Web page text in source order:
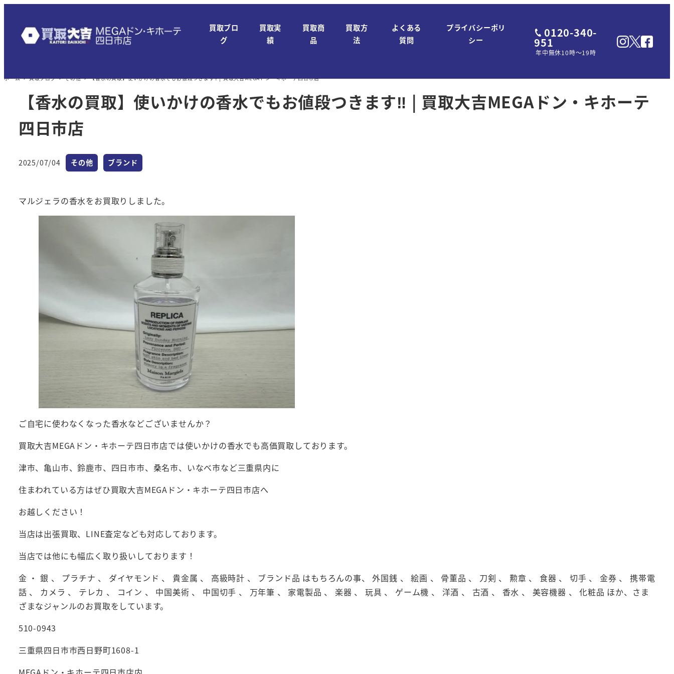
テ
買取ブロ
グ
買取実
績
買取商
品
買取方
法
よくある
質問
プライバシーポリ
シー
0120-340-
951
年中無休10時～19時
ホーム 買取ブログ その他 【香水の買取】使いかけの香水でもお値段つきます‼ | 買取大吉MEGAドン・キホーテ四日市店
【香水の買取】使いかけの香水でもお値段つきます‼ | 買取大吉MEGAドン・キホーテ
四日市店
投稿日
2025/07/04 カテゴリー
その他 カテゴリー
ブランド
マルジェラの香水をお買取りしました。
ご自宅に使わなくなった香水などございませんか？
買取大吉MEGAドン・キホーテ四日市店では使いかけの香水でも高価買取しております。
津市、亀山市、鈴鹿市、四日市市、桑名市、いなべ市など三重県内に
住まわれている方はぜひ買取大吉MEGAドン・キホーテ四日市店へ
お越しください！
当店は出張買取、LINE査定なども対応しております。
当店では他にも幅広く取り扱いしております！
金 ・ 銀 、 プラチナ 、 ダイヤモンド 、 貴金属 、 高級時計 、 ブランド品 はもちろんの事、 外国銭 、 絵画 、 骨董品 、 刀剣 、 勲章 、 食器 、 切手 、 金券 、 携帯電
話 、 カメラ 、 テレカ 、 コイン 、 中国美術 、 中国切手 、 万年筆 、 家電製品 、 楽器 、 玩具 、 ゲーム機 、 洋酒 、 古酒 、 香水 、 美容機器 、 化粧品 ほか、さま
ざまなジャンルのお買取をしています。
510-0943
三重県四日市市西日野町1608-1